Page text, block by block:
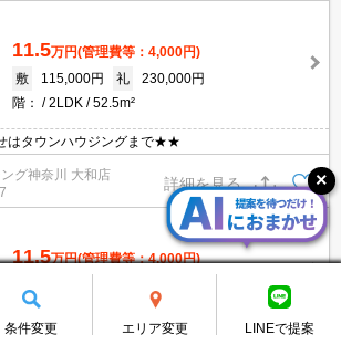
11.5万円(管理費等：4,000円)
敷
115,000円 礼
230,000円
階：
2LDK 52.5m²
はタウンハウジングまで★★
グ神奈川 大和店
詳細を見る
11.5万円(管理費等：4,000円)
階：
条件変更 エリア変更 LINEで提案